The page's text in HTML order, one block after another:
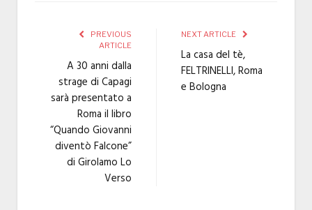
PREVIOUS
ARTICLE
A 30 anni dalla
strage di Capagi
sarà presentato a
Roma il libro
“Quando Giovanni
diventò Falcone”
di Girolamo Lo
Verso
NEXT ARTICLE
La casa del tè,
FELTRINELLI, Roma
e Bologna